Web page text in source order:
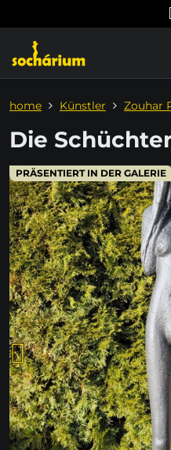
PRÄSENTIERT IN DER GALERIE
home Künstler Zouhar
Die